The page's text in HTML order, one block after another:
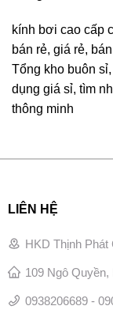
kính bơi cao cấp
bán rẻ, giá rẻ,
Tổng kho buôn
dụng giá sỉ, tìm
thông minh
LIÊN HỆ
HKD Thịnh Phát
109 Ngô
0938206689 -